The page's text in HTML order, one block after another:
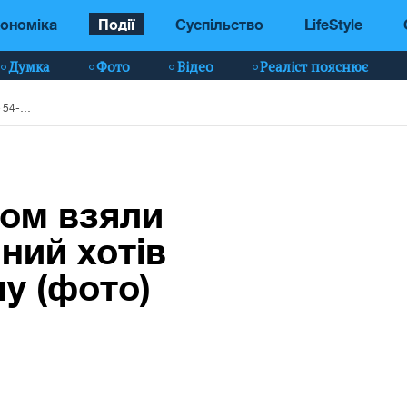
Події Суспільство LifeStyle
Думка Фото Відео Реаліст пояснює
взяли
хотів
(фото)